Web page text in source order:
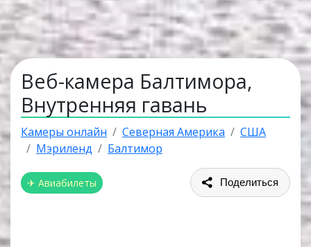
Веб-камера Балтимора,
Внутренняя гавань
Камеры онлайн Северная Америка
США
Мэриленд
Балтимор
✈ Авиабилеты Поделиться